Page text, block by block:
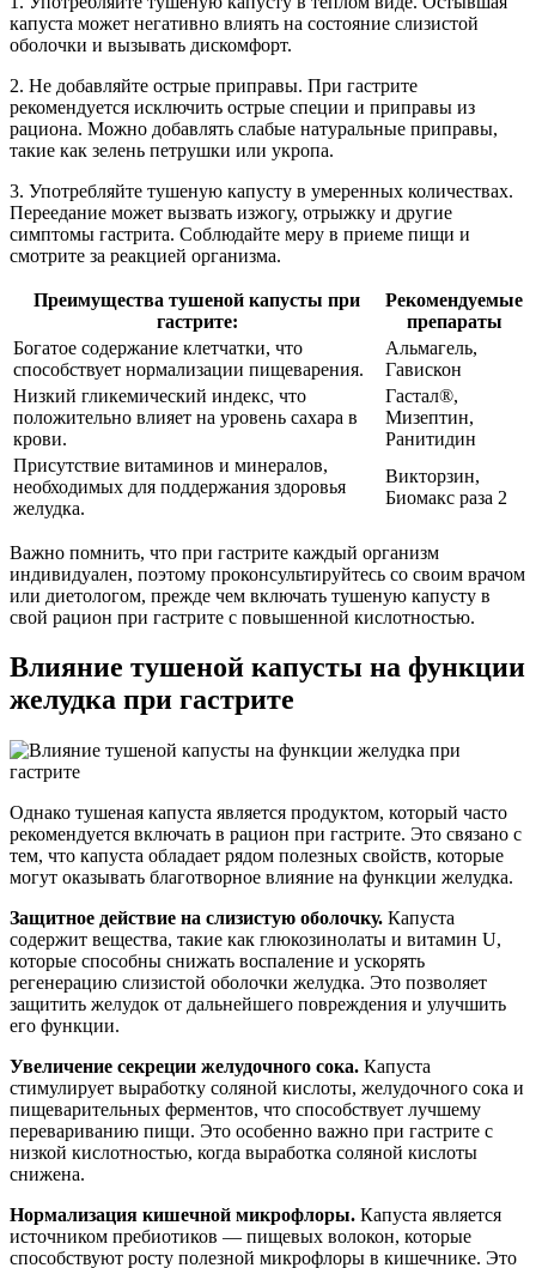
капуста может негативно влиять на состояние слизистой
оболочки и вызывать дискомфорт.
2. Не добавляйте острые приправы. При гастрите
рекомендуется исключить острые специи и приправы из
рациона. Можно добавлять слабые натуральные приправы,
такие как зелень петрушки или укропа.
3. Употребляйте тушеную капусту в умеренных количествах.
Переедание может вызвать изжогу, отрыжку и другие
симптомы гастрита. Соблюдайте меру в приеме пищи и
смотрите за реакцией организма.
Преимущества тушеной капусты при
гастрите:
Рекомендуемые
препараты
Богатое содержание клетчатки, что
способствует нормализации пищеварения.
Альмагель,
Гавискон
Низкий гликемический индекс, что
положительно влияет на уровень сахара в
крови.
Гастал®,
Мизептин,
Ранитидин
Присутствие витаминов и минералов,
необходимых для поддержания здоровья
желудка.
Викторзин,
Биомакс раза 2
Важно помнить, что при гастрите каждый организм
индивидуален, поэтому проконсультируйтесь со своим врачом
или диетологом, прежде чем включать тушеную капусту в
свой рацион при гастрите с повышенной кислотностью.
Влияние тушеной капусты на функции
желудка при гастрите
Однако тушеная капуста является продуктом, который часто
рекомендуется включать в рацион при гастрите. Это связано с
тем, что капуста обладает рядом полезных свойств, которые
могут оказывать благотворное влияние на функции желудка.
Защитное действие на слизистую оболочку. Капуста
содержит вещества, такие как глюкозинолаты и витамин U,
которые способны снижать воспаление и ускорять
регенерацию слизистой оболочки желудка. Это позволяет
защитить желудок от дальнейшего повреждения и улучшить
его функции.
Увеличение секреции желудочного сока. Капуста
стимулирует выработку соляной кислоты, желудочного сока и
пищеварительных ферментов, что способствует лучшему
перевариванию пищи. Это особенно важно при гастрите с
низкой кислотностью, когда выработка соляной кислоты
снижена.
Нормализация кишечной микрофлоры. Капуста является
источником пребиотиков — пищевых волокон, которые
способствуют росту полезной микрофлоры в кишечнике. Это